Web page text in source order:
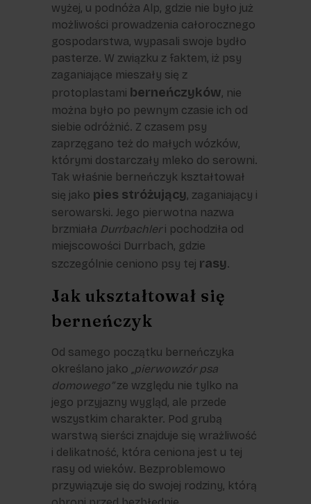
wyżej, u podnóża Alp, gdzie nie było już
możliwości prowadzenia całorocznego
gospodarstwa, wypasali swoje bydło
pasterze. W związku z faktem, iż psy
zaganiające mieszały się z
protoplastami berneńczyków, nie
można było po pewnym czasie ich od
siebie odróżnić. Z czasem psy
zaprzęgano też do małych wózków,
którymi dostarczały mleko do serowni.
Tak właśnie berneńczyk kształtował
się jako pies stróżujący, zaganiający i
serowarski. Jego pierwotna nazwa
brzmiała Durrbachleri pochodziła od
miejscowości Durrbach, gdzie
szczególnie ceniono psy tej rasy.
Jak ukształtował się
berneńczyk
Od samego początku berneńczyka
określano jako ,,pierwowzór psa
domowego”ze względu nie tylko na
jego przyjazny wygląd, ale przede
wszystkim charakter. Pod grubą
warstwą sierści znajduje się wrażliwość
i delikatność, która ceniona jest u tej
rasy od wieków. Bezproblemowo
przywiązuje się do swojej rodziny, którą